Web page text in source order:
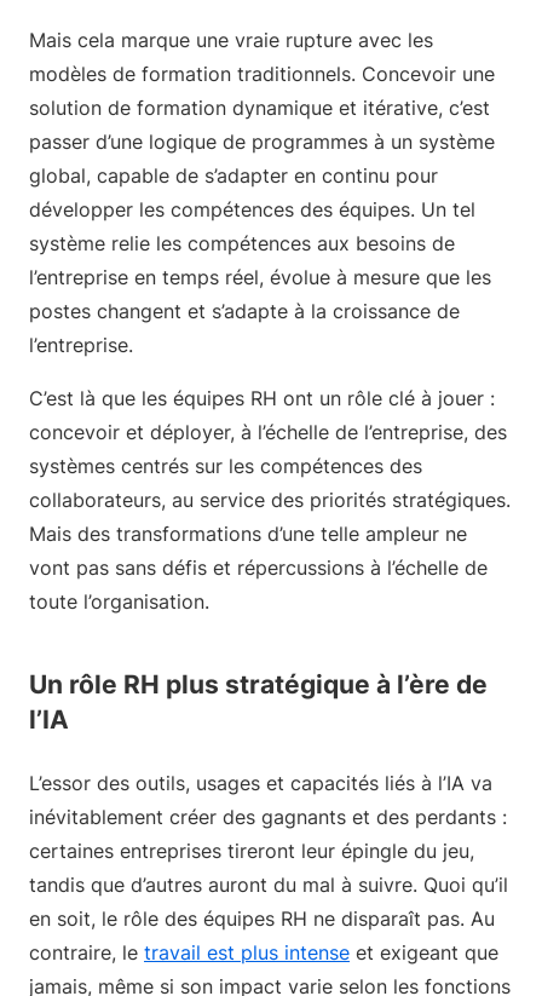
Mais cela marque une vraie rupture avec les
modèles de formation traditionnels. Concevoir une
solution de formation dynamique et itérative, c’est
passer d’une logique de programmes à un système
global, capable de s’adapter en continu pour
développer les compétences des équipes. Un tel
système relie les compétences aux besoins de
l’entreprise en temps réel, évolue à mesure que les
postes changent et s’adapte à la croissance de
l’entreprise.
C’est là que les équipes RH ont un rôle clé à jouer :
concevoir et déployer, à l’échelle de l’entreprise, des
systèmes centrés sur les compétences des
collaborateurs, au service des priorités stratégiques.
Mais des transformations d’une telle ampleur ne
vont pas sans défis et répercussions à l’échelle de
toute l’organisation.
Un rôle RH plus stratégique à l’ère de
l’IA
L’essor des outils, usages et capacités liés à l’IA va
inévitablement créer des gagnants et des perdants :
certaines entreprises tireront leur épingle du jeu,
tandis que d’autres auront du mal à suivre. Quoi qu’il
en soit, le rôle des équipes RH ne disparaît pas. Au
contraire, le travail est plus intense et exigeant que
jamais, même si son impact varie selon les fonctions